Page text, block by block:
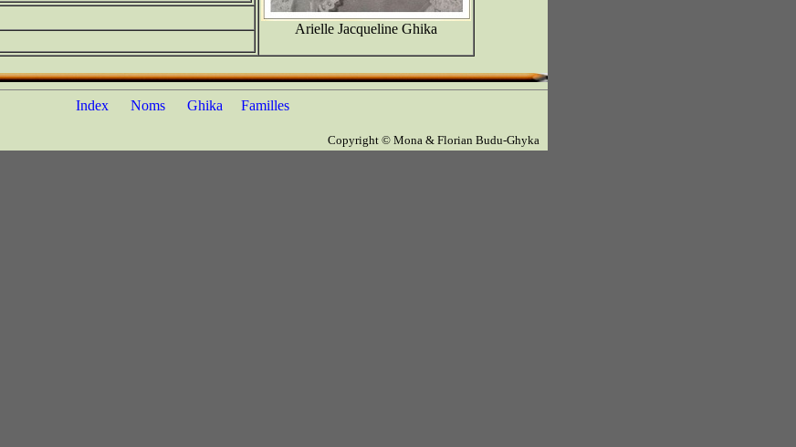
Arielle Jacqueline Ghika
Index Noms Ghika Familles
Copyright © Mona & Florian Budu-Ghyka